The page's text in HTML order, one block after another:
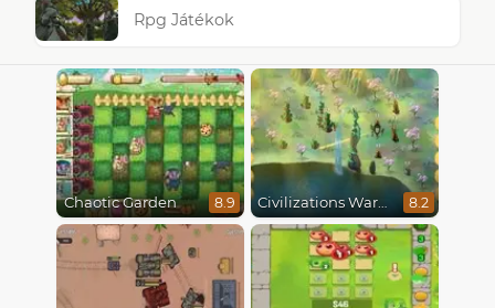
Rpg Játékok
Chaotic Garden 8.9 Civilizations Wars Master Edition 8.2